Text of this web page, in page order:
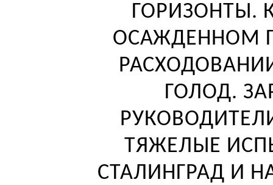
ГОРИЗОНТЫ.
ОСАЖДЕННОМ
ГОЛОД.
ТЯЖЕЛЫЕ
СТАЛИНГРАД И